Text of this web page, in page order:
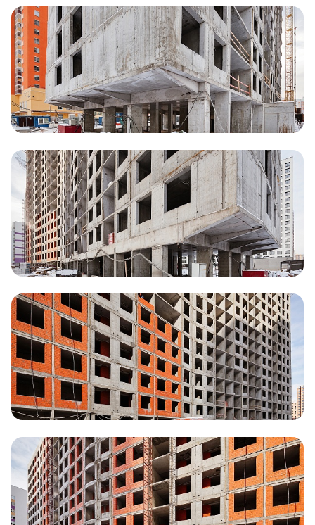
Документация
ВЫБРАТЬ КВАРТИРУ
Проекты
О компании
Жизнь в мавис